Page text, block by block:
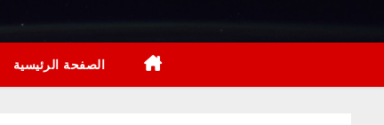
الصفحة الرئيسية